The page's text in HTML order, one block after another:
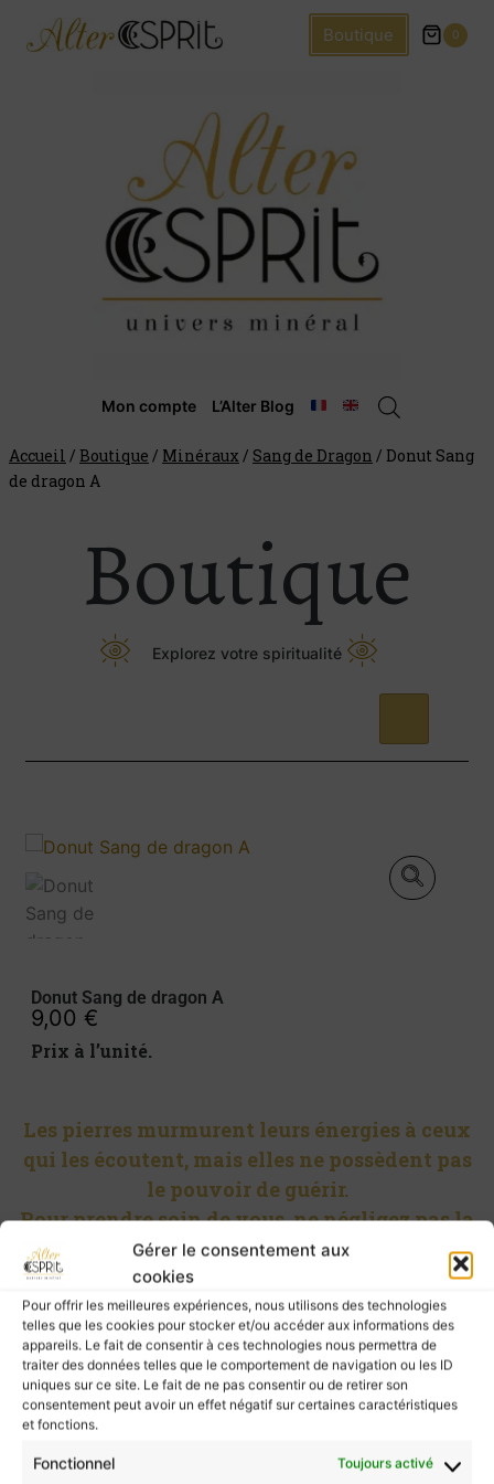
Gérer le consentement aux
cookies
Pour offrir les meilleures expériences, nous utilisons des technologies
telles que les cookies pour stocker et/ou accéder aux informations des
appareils. Le fait de consentir à ces technologies nous permettra de
traiter des données telles que le comportement de navigation ou les ID
uniques sur ce site. Le fait de ne pas consentir ou de retirer son
consentement peut avoir un effet négatif sur certaines caractéristiques
et fonctions.
Fonctionnel Toujours activé
Boutique 0
Mon compte L’Alter Blog
Accueil / Boutique / Minéraux / Sang de Dragon / Donut Sang
de dragon A
Boutique
Explorez votre spiritualité
Donut Sang de dragon A
9,00 €
Prix à l’unité.
Les pierres murmurent leurs énergies à ceux
qui les écoutent, mais elles ne possèdent pas
le pouvoir de guérir.
Pour prendre soin de vous, ne négligez pas la
consultation d’un professionnel de santé.
Retour à la boutique